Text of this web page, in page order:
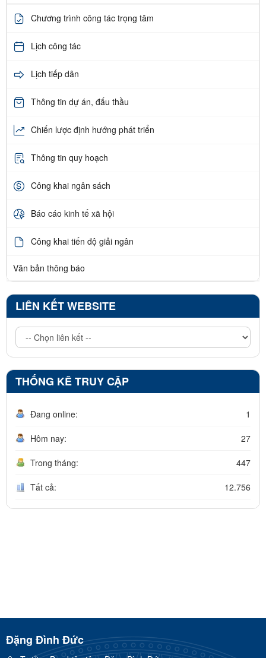
Chương trình công tác trọng tâm
Lịch công tác
Lịch tiếp dân
Thông tin dự án, đấu thầu
Chiến lược định hướng phát triển
Thông tin quy hoạch
Công khai ngân sách
Báo cáo kinh tế xã hội
Công khai tiến độ giải ngân
Văn bản thông báo
LIÊN KẾT WEBSITE
THỐNG KÊ TRUY CẬP
Đang online: 1
Hôm nay: 27
Trong tháng: 447
Tất cả: 12.756
Đặng Đình Đức